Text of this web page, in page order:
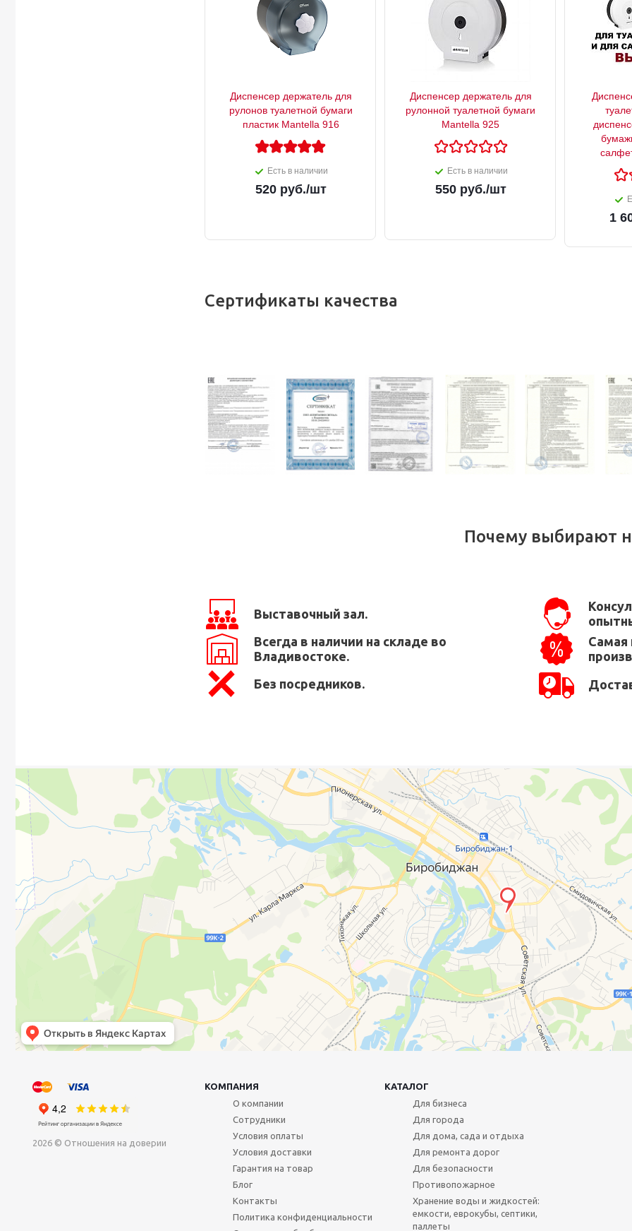
Диспенсер держатель для
рулонов туалетной бумаги
пластик Mantella 916
Есть в наличии
520руб./шт
Диспенсер держатель для
рулонной туалетной бумаги
Mantella 925
Есть в наличии
550руб./шт
1
Сертификаты качества
Почему выбирают
Выставочный зал.
Всегда в наличии на складе во
Владивостоке.
Самая
Без посредников.
2026 © Отношения на доверии
КОМПАНИЯ
КАТАЛОГ
О компании
Сотрудники
Условия оплаты
Условия доставки
Гарантия на товар
Блог
Контакты
Политика конфиденциальности
Для бизнеса
Для города
Для дома, сада и отдыха
Для ремонта дорог
Для безопасности
Противопожарное
Хранение воды и жидкостей:
емкости, еврокубы, септики,
паллеты